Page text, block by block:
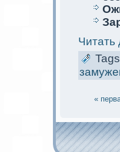
Читать
«